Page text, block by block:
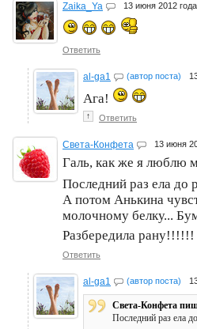
Zaika_Ya 13 июня 2012
Ответить
al-ga1 (автор поста)
Ага!
↑ Ответить
Света-Конфета 13 июня
Галь, как же я
Последний раз ела до
А потом Анькина
молочному белку...
Разбередила рану!!!!!!
Ответить
al-ga1 (автор поста)
Света-Конфета
Последний раз ела